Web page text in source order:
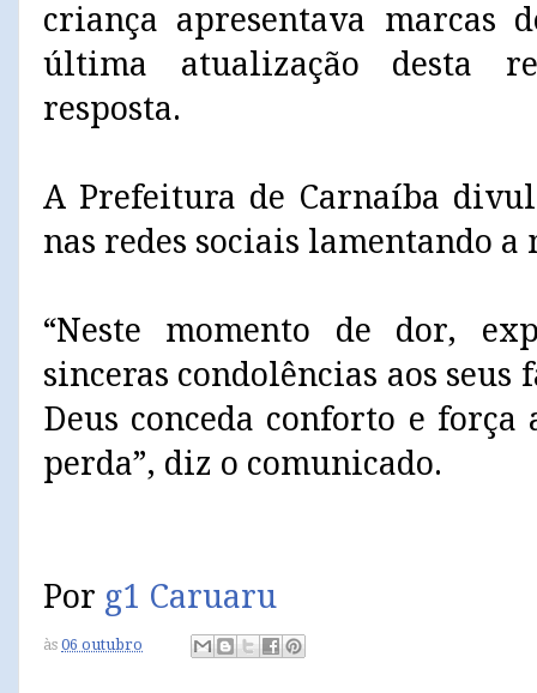
criança apresentava marcas
última atualização desta
resposta.
A Prefeitura de Carnaíba
nas redes sociais lamentando
“Neste momento de dor,
sinceras condolências aos seus
Deus conceda conforto e força
perda”, diz o comunicado.
Por g1 Caruaru
às 06 outubro